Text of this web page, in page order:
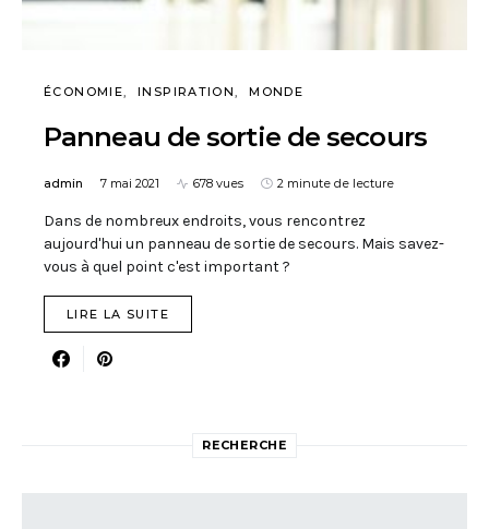
ÉCONOMIE INSPIRATION MONDE
Panneau de sortie de secours
admin 7 mai 2021 678 vues 2 minute de lecture
Dans de nombreux endroits, vous rencontrez
aujourd'hui un panneau de sortie de secours. Mais savez-
vous à quel point c'est important ?
LIRE LA SUITE
RECHERCHE